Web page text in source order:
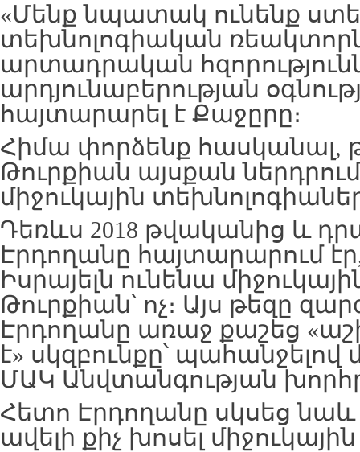
«Մենք նպատակ ունենք
տեխնոլոգիական
արտադրական
արդյունաբերության
հայտարարել է Քաջըրը։
Հիմա փորձենք հասկանալ,
Թուրքիան այսքան
միջուկային
Դեռևս 2018 թվականից և
Էրդողանը հայտարարում
Իսրայելն ունենա
Թուրքիան՝ ոչ։ Այս թեզը
Էրդողանը առաջ քաշեց
է» սկզբունքը՝
ՄԱԿ Անվտանգության
Հետո Էրդողանը սկսեց
ավելի քիչ խոսել